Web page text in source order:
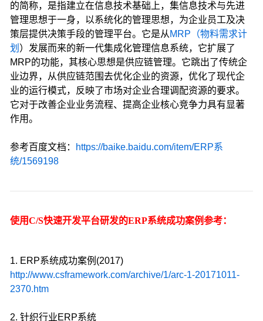
的简称，是指建立在信息技术基础上，集信息技术与先进
管理思想于一身，以系统化的管理思想，为企业员工及决
策层提供决策手段的管理平台。它是从 MRP（物料需求计
划 ）发展而来的新一代集成化管理信息系统，它扩展了
MRP的功能，其核心思想是供应链管理。它跳出了传统企
业边界，从供应链范围去优化企业的资源，优化了现代企
业的运行模式，反映了市场对企业合理调配资源的要求。
它对于改善企业业务流程、提高企业核心竞争力具有显著
作用。
参考百度文档：
https://baike.baidu.com/item/ERP系
统/1569198
使用C/S快速开发平台研发的ERP系统成功案例参考：
1. ERP系统成功案例(2017)
http://www.csframework.com/archive/1/arc-1-20171011-
2370.htm
2. 针织行业ERP系统